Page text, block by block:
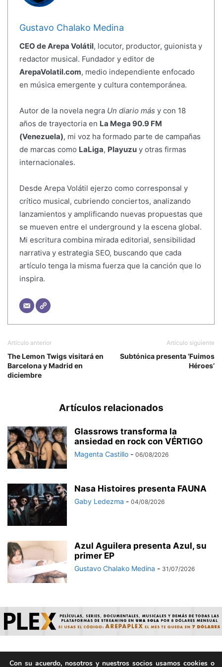
Gustavo Chalako Medina
CEO de Arepa Volátil, locutor, productor, guionista y
redactor musical. Fundador y editor de
ArepaVolatil.com, medio independiente enfocado
en música emergente y cultura contemporánea.
Autor de la novela negra Un diario más y con 18
años de trayectoria en La Mega 90.9 FM
(Venezuela), mi voz ha formado parte de campañas
de marcas como LaLiga, Playuzuy otras firmas
internacionales.
Desde Arepa Volátil ejerzo como corresponsal y
crítico musical, cubriendo conciertos, analizando
lanzamientos y amplificando nuevas propuestas que
se mueven entre el underground y la escena global.
Mi escritura combina mirada editorial, sensibilidad
narrativa y estrategia SEO, buscando que cada
artículo tenga la misma fuerza que la canción que lo
inspira.
Artículo anterior
The Lemon Twigs visitará en
Barcelona y Madrid en
diciembre
Artículo siguiente
Subtónica presenta ‘Fuimos
Héroes’
Artículos relacionados
Glassrows transforma la
ansiedad en rock con VÉRTIGO
Magenta Castillo - 06/08/2026
Nasa Histoires presenta FAUNA
Gaby Ledezma - 04/08/2026
Azul Aguilera presenta Azul, su
primer EP
Gustavo Chalako Medina - 31/07/2026
Con su acuerdo, nosotros y nuestros socios usamos cookies o